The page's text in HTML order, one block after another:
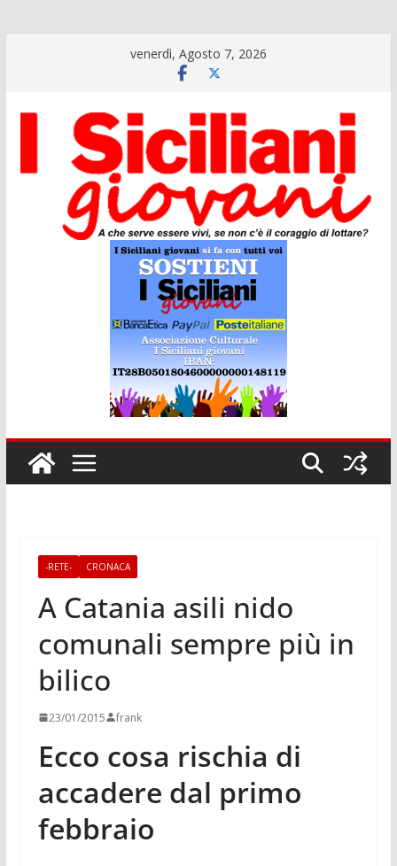
venerdì, Agosto 7, 2026
-RETE- CRONACA
A Catania asili nido
comunali sempre più in
bilico
23/01/2015 frank
Ecco cosa rischia di
accadere dal primo
febbraio